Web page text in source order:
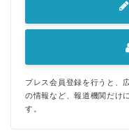
プレス会員登録を行うと、
の情報など、報道機関だけ
す。